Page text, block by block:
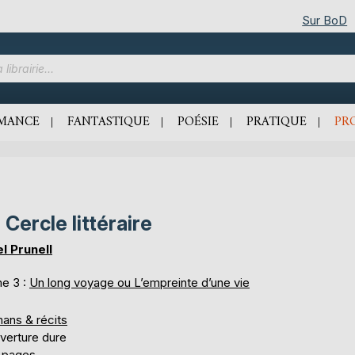
Sur BoD
FANTASTIQUE POÉSIE PRATIQUE
Cercle littéraire
Prunell
3 : Un long voyage ou L’empreinte d’une vie
& récits
dure